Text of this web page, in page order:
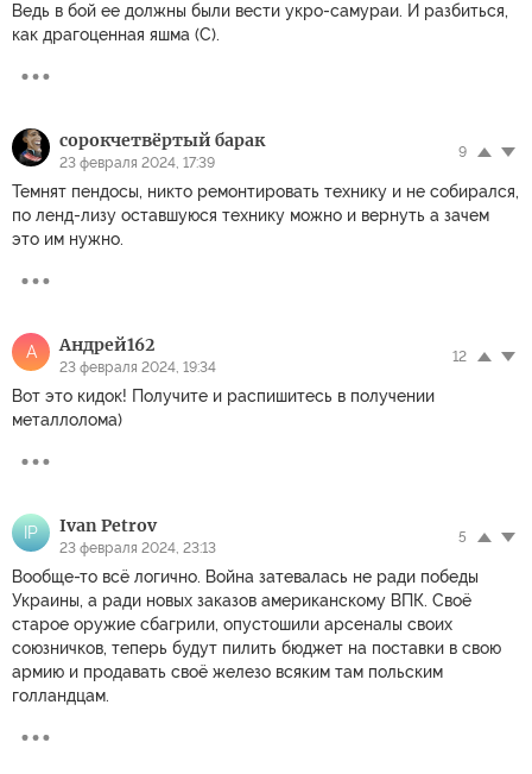
Ведь в бой ее должны были вести укро-самураи. И разбиться,
как драгоценная яшма (С).
сорокчетвёртый барак
23 февраля 2024, 17:39
9
Темнят пендосы, никто ремонтировать технику и не собирался,
по ленд-лизу оставшуюся технику можно и вернуть а зачем
это им нужно.
А Андрей162
23 февраля 2024, 19:34
12
Вот это кидок! Получите и распишитесь в получении
металлолома)
IP Ivan Petrov
23 февраля 2024, 23:13
5
Вообще-то всё логично. Война затевалась не ради победы
Украины, а ради новых заказов американскому ВПК. Своё
старое оружие сбагрили, опустошили арсеналы своих
союзничков, теперь будут пилить бюджет на поставки в свою
армию и продавать своё железо всяким там польским
голландцам.